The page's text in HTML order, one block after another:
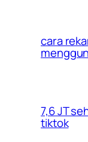
cara
7,6 JT
tiktok